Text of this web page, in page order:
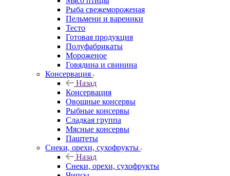
Рыба свежемороженая
Пельмени и вареники
Тесто
Готовая продукция
Полуфабрикаты
Мороженое
Говядина и свинина
Консервация
Назад
Консервация
Овощные консервы
Рыбные консервы
Сладкая группа
Мясные консервы
Паштеты
Снеки, орехи, сухофрукты
Назад
Снеки, орехи, сухофрукты